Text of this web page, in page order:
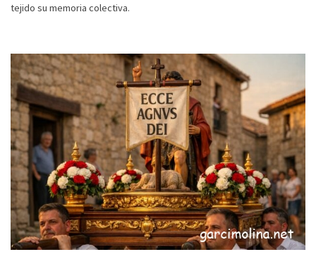
tejido su memoria colectiva.